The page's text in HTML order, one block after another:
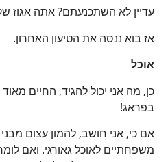
עדיין לא השתכנעתם? אתה אגוז
אז בוא ננסה את הטיעון האחרון.
אוכל
כן, מה אני יכול להגיד, החיים מאוד
בפראג!
אם כי, אני חושב, להמון עצום מבני
משפחתיים לאוכל גאורגי. ואם